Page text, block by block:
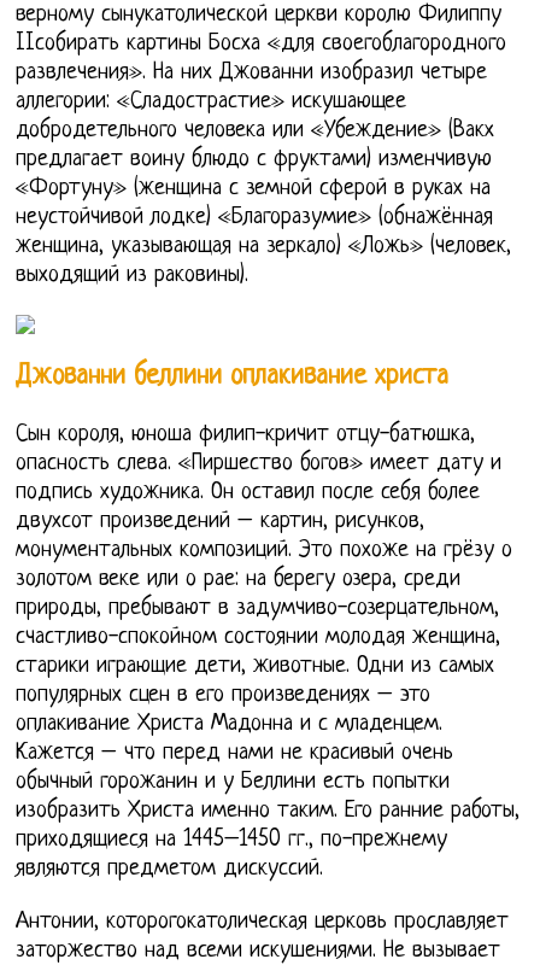
верному сынукатолической церкви королю Филиппу
IIсобирать картины Босха «для своегоблагородного
развлечения». На них Джованни изобразил четыре
аллегории: «Сладострастие» искушающее
добродетельного человека или «Убеждение» (Вакх
предлагает воину блюдо с фруктами) изменчивую
«Фортуну» (женщина с земной сферой в руках на
неустойчивой лодке) «Благоразумие» (обнажённая
женщина, указывающая на зеркало) «Ложь» (человек,
выходящий из раковины).
Джованни беллини оплакивание христа
Сын короля, юноша филип-кричит отцу-батюшка,
опасность слева. «Пиршество богов» имеет дату и
подпись художника. Он оставил после себя более
двухсот произведений – картин, рисунков,
монументальных композиций. Это похоже на грёзу о
золотом веке или о рае: на берегу озера, среди
природы, пребывают в задумчиво-созерцательном,
счастливо-спокойном состоянии молодая женщина,
старики играющие дети, животные. Одни из самых
популярных сцен в его произведениях – это
оплакивание Христа Мадонна и с младенцем.
Кажется – что перед нами не красивый очень
обычный горожанин и у Беллини есть попытки
изобразить Христа именно таким. Его ранние работы,
приходящиеся на 1445–1450 гг., по-прежнему
являются предметом дискуссий.
Антонии, которогокатолическая церковь прославляет
заторжество над всеми искушениями. Не вызывает